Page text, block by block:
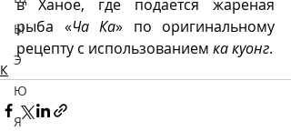
Ы
Э
Ю
Я
в Ханое, где подается жареная
рыба «Ча Ка» по оригинальному
рецепту с использованием ка куонг
К